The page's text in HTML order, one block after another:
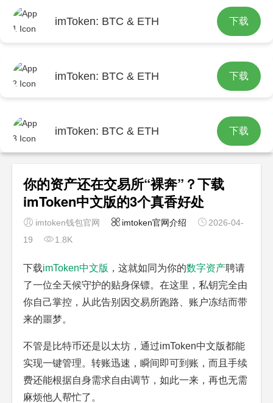
imToken: BTC & ETH 下载
imToken: BTC & ETH 下载
imToken: BTC & ETH 下载
首页
你的资产还在交易所“裸奔”？下载
imToken中文版的3个真香好处
imtoken钱包官网 imtoken官网介绍
2026-04-
19
1.8K
下载imToken中文版 ，这就如同为你的数字资产聘请
了一位全天候守护的贴身保镖。在这里，私钥完全由
你自己掌控，从此告别因交易所跑路、账户冻结而带
来的噩梦。
不管是比特币还是以太坊，通过imToken中文版都能
实现一键管理。转账迅速，瞬间即可到账，而且手续
费还能根据自身需求自由调节，如此一来，再也无需
麻烦他人帮忙了。